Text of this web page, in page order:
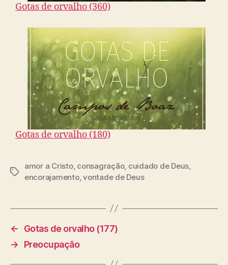
Gotas de orvalho (360)
Gotas de orvalho (180)
T
amor a Cristo, consagração, cuidado de Deus,
encorajamento,vontade de Deus
←
Gotas de orvalho (177)
→
Preocupação